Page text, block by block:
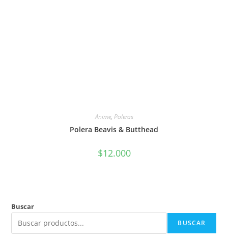
Anime, Poleras
Polera Beavis & Butthead
$12.000
Buscar
BUSCAR